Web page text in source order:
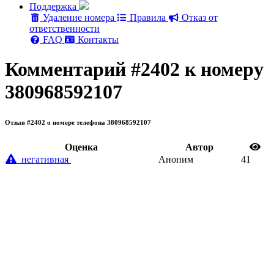
Поддержка
Удаление номера
Правила
Отказ от
ответственности
FAQ
Контакты
Комментарий #2402 к номеру
380968592107
Отзыв #2402 о номере телефона 380968592107
Oценка
Автор
негативная
Аноним 41